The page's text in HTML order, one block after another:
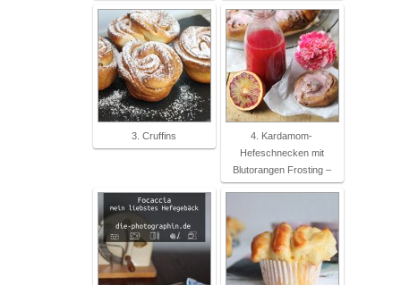
3. Cruffins
4. Kardamom-
Hefeschnecken mit
Blutorangen Frosting –